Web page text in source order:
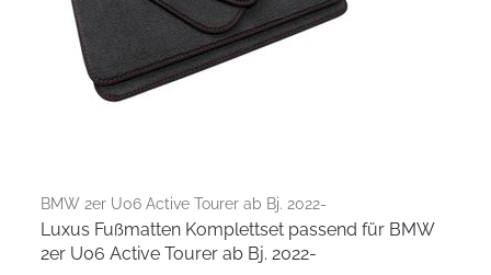
BMW 2er U06 Active Tourer ab Bj. 2022-
Luxus Fußmatten Komplettset passend für BMW
2er U06 Active Tourer ab Bj. 2022-